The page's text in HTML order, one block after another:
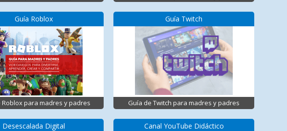
Guía Roblox
Roblox para madres y padres
Desescalada Digital
Guía Twitch
Guía de Twitch para madres y padres
Canal YouTube Didáctico